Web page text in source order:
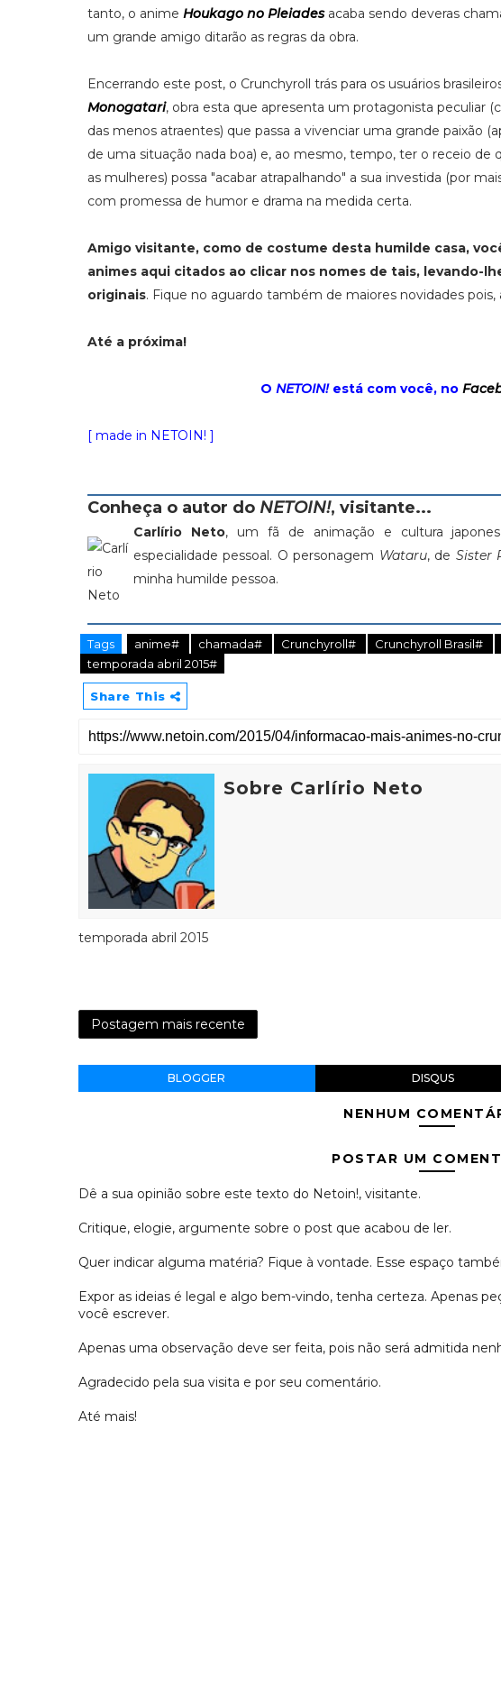
tanto, o anime Houkago no Pleiadesacaba sendo deveras
um grande amigo ditarão as regras da obra.
Encerrando este post, o Crunchyroll trás para os usuários
Monogatari, obra esta que apresenta um protagonista peculiar
das menos atraentes) que passa a vivenciar uma grande paixão
de uma situação nada boa) e, ao mesmo, tempo, ter o receio
as mulheres) possa "acabar atrapalhando" a sua investida (por
com promessa de humor e drama na medida certa.
Amigo visitante, como de costume desta humilde casa,
animes aqui citados ao clicar nos nomes de tais, levando-
originais. Fique no aguardo também de maiores novidades
Até a próxima!
ONETOIN!está com você, no
[ made in NETOIN! ]
Conheça o autor do NETOIN!, visitante...
Carlírio Neto, um fã de animação e cultura
especialidade pessoal. O personagem Wataru, de Sister
minha humilde pessoa.
Tags anime# chamada# Crunchyroll# Crunchyroll Brasil#
temporada abril 2015#
Share This
Sobre Carlírio Neto
temporada abril 2015
Postagem mais recente
BLOGGER DISQUS
NENHUM
POSTAR UM
Dê a sua opinião sobre este texto do Netoin!, visitante.
Critique, elogie, argumente sobre o post que acabou de ler.
Quer indicar alguma matéria? Fique à vontade. Esse espaço
Expor as ideias é legal e algo bem-vindo, tenha certeza. Apenas
você escrever.
Apenas uma observação deve ser feita, pois não será admitida
Agradecido pela sua visita e por seu comentário.
Até mais!